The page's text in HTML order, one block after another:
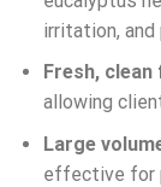
irritation,
Fresh,
allowing
Large
effective for